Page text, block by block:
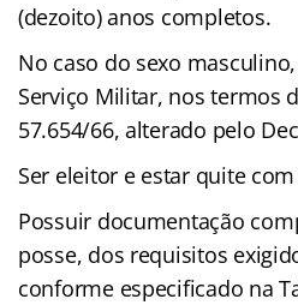
(dezoito) anos completos.
No caso do sexo
Serviço Militar, nos termos
57.654/66, alterado pelo
Ser eleitor e estar quite
Possuir documentação
posse, dos requisitos
conforme especificado na